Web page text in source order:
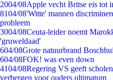
2004/08Apple vecht Britse eis tot
8104/08'Witte' mannen
probleem
3004/08Ceuta-leider noemt
'gruweldaad'
604/08Grote natuurbrand
604/08FOK! was even down
4104/08Regering VS geeft
verbergen voor ouders ultimatum